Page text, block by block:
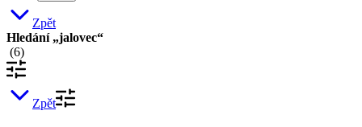
Zpět
Hledání „jalovec“
(6)
Zpět